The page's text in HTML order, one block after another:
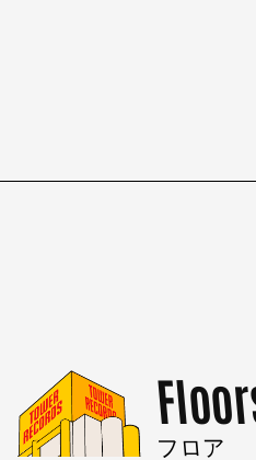
フロア